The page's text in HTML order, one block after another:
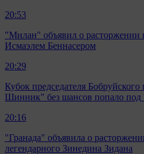
20:53
"Милан" объявил о расторжении
Исмаэлем Беннасером
20:29
Кубок председателя
Шинник" без шансов попало
20:16
"Гранада" объявила о
легендарного Зинедина Зидана